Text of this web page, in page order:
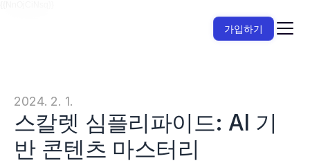
2024. 2. 1.
스칼렛 심플리파이드: AI 기
반 콘텐츠 마스터리
가입하기